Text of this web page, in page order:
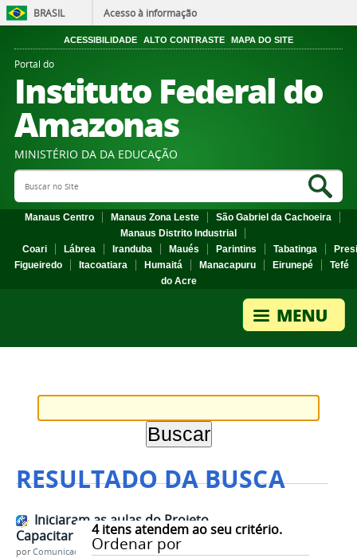
BRASIL Acesso à informação
ACESSIBILIDADE ALTO CONTRASTE MAPA DO SITE
Portal do
Instituto Federal do
Amazonas
MINISTÉRIO DA DA EDUCAÇÃO
Search Site
Manaus Centro Manaus Zona Leste
São Gabriel da Cachoeira
Manaus Distrito Industrial
Coari
Lábrea Iranduba Maués Parintins Tabatinga
Figueiredo
Itacoatiara Humaitá Manacapuru Eirunepé
Tefé
do Acre
RESULTADO DA BUSCA
4itens atendem ao seu critério.
Ordenar por
Iniciaram as aulas do Projeto
Capacitar 4.0
porComunicação CPR